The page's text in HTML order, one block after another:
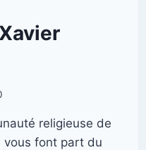
religieuse de
vous font part du